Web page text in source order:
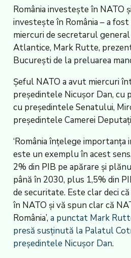
România investește în NATO
investește în România – a
miercuri de secretarul
Atlantice, Mark Rutte,
București de la preluarea
Șeful NATO a avut miercuri
președintele Nicușor Dan, cu
cu președintele Senatului,
președintele Camerei
‘România înțelege importanța
este un exemplu în acest
2% din PIB pe apărare și
până în 2030, plus 1,5% din
de securitate. Este clar deci
în NATO și vă spun clar că
România’, a punctat Mark
presă susținută la Palatul
președintele Nicușor Dan.